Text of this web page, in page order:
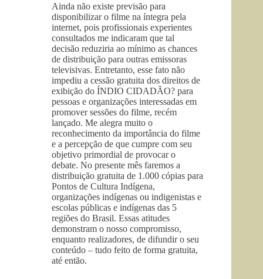
Ainda não existe previsão para
disponibilizar o filme na íntegra pela
internet, pois profissionais experientes
consultados me indicaram que tal
decisão reduziria ao mínimo as chances
de distribuição para outras emissoras
televisivas. Entretanto, esse fato não
impediu a cessão gratuita dos direitos de
exibição do ÍNDIO CIDADÃO? para
pessoas e organizações interessadas em
promover sessões do filme, recém
lançado. Me alegra muito o
reconhecimento da importância do filme
e a percepção de que cumpre com seu
objetivo primordial de provocar o
debate. No presente mês faremos a
distribuição gratuita de 1.000 cópias para
Pontos de Cultura Indígena,
organizações indígenas ou indigenistas e
escolas públicas e indígenas das 5
regiões do Brasil. Essas atitudes
demonstram o nosso compromisso,
enquanto realizadores, de difundir o seu
conteúdo – tudo feito de forma gratuita,
até então.